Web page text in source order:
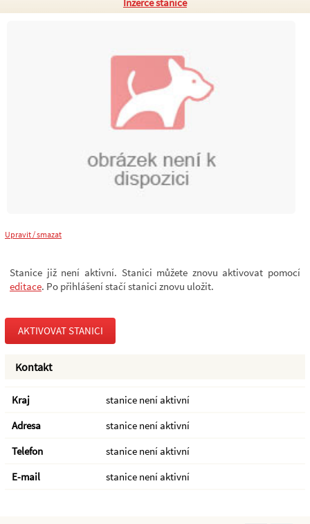
Upravit / smazat
Stanice již není aktivní. Stanici můžete znovu aktivovat pomocí
editace. Po přihlášení stačí stanici znovu uložit.
AKTIVOVAT STANICI
Kontakt
Kraj
stanice není aktivní
Adresa
stanice není aktivní
Telefon
stanice není aktivní
E-mail
stanice není aktivní